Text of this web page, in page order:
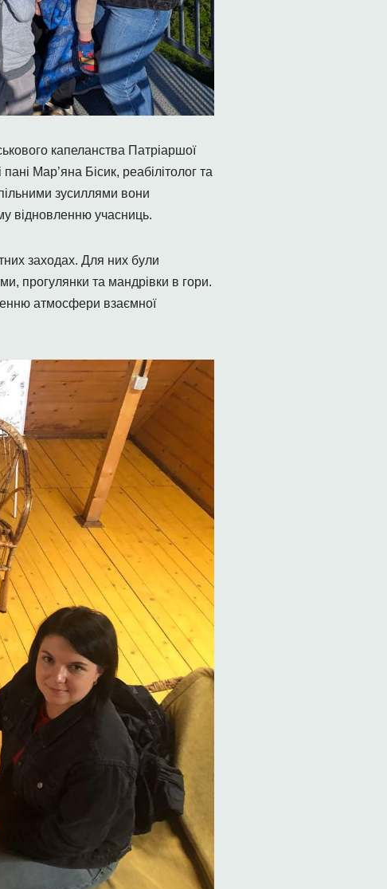
капеланства Патріаршої
Мар’яна Бісик, реабілітолог та
зусиллями вони
відновленню учасниць.
заходах. Для них були
прогулянки та мандрівки в гори.
атмосфери взаємної